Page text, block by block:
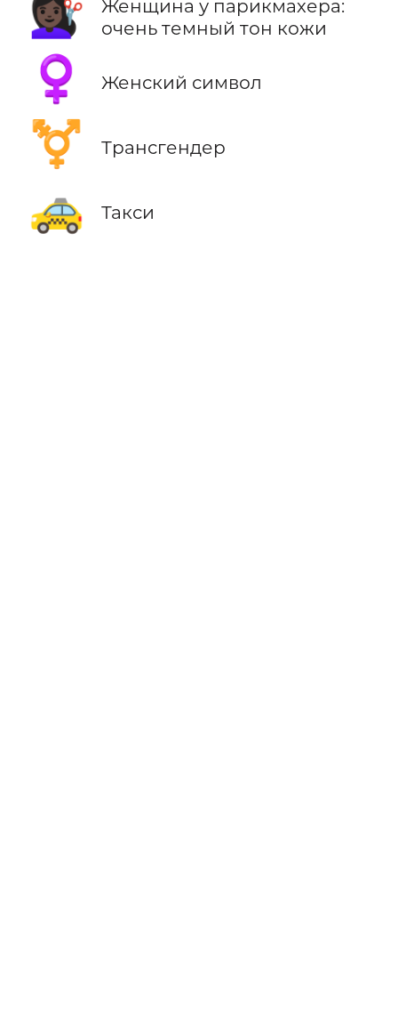
💇🏿‍♀️
Женщина у парикмахера:
очень темный тон кожи
♀️ Женский символ
⚧️ Трансгендер
🚕 Такси